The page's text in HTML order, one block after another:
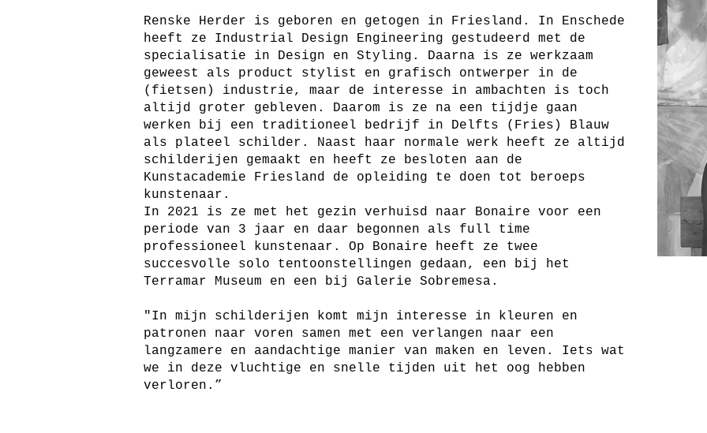
Renske Herder is geboren en getogen in Friesland. In Enschede
heeft ze Industrial Design Engineering gestudeerd met de
specialisatie in Design en Styling. Daarna is ze werkzaam
geweest als product stylist en grafisch ontwerper in de
(fietsen) industrie, maar de interesse in ambachten is toch
altijd groter gebleven. Daarom is ze na een tijdje gaan
werken bij een traditioneel bedrijf in Delfts (Fries) Blauw
als plateel schilder. Naast haar normale werk heeft ze altijd
schilderijen gemaakt en heeft ze besloten aan de
Kunstacademie Friesland de opleiding te doen tot beroeps
kunstenaar.
In 2021 is ze met het gezin verhuisd naar Bonaire voor een
periode van 3 jaar en daar begonnen als full time
professioneel kunstenaar. Op Bonaire heeft ze twee
succesvolle solo tentoonstellingen gedaan, een bij het
Terramar Museum en een bij Galerie Sobremesa.
"In mijn schilderijen komt mijn interesse in kleuren en
patronen naar voren samen met een verlangen naar een
langzamere en aandachtige manier van maken en leven. Iets wat
we in deze vluchtige en snelle tijden uit het oog hebben
verloren.”